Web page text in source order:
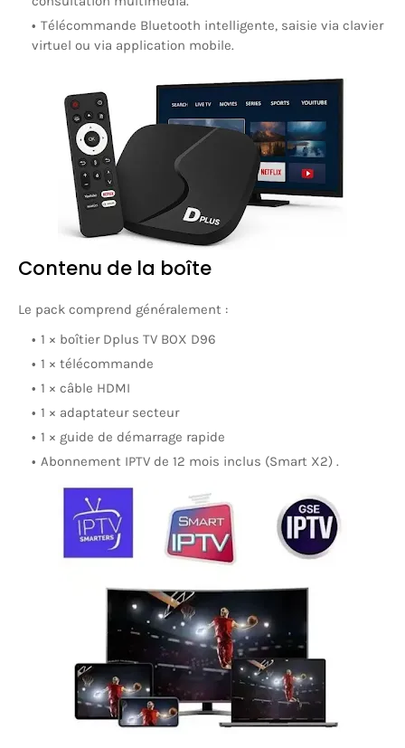
Télécommande Bluetooth intelligente, saisie via clavier
virtuel ou via application mobile.
Contenu de la boîte
Le pack comprend généralement :
1 × boîtier Dplus TV BOX D96
1 × télécommande
1 × câble HDMI
1 × adaptateur secteur
1 × guide de démarrage rapide
Abonnement IPTV de 12 mois inclus (Smart X2) .